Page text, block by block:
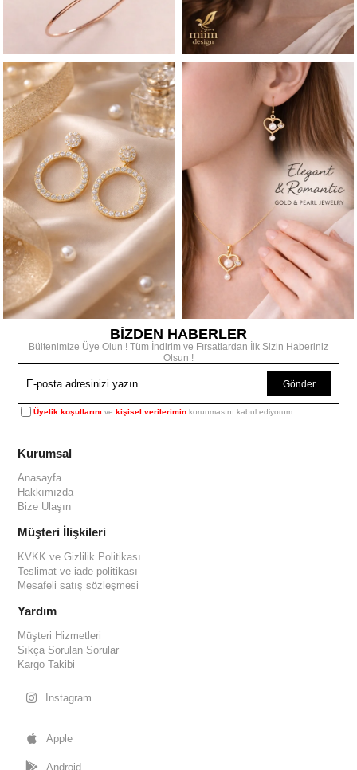
BİZDEN HABERLER
Bültenimize Üye Olun ! Tüm İndirim ve Fırsatlardan İlk Sizin Haberiniz
Olsun !
Gönder
Üyelik koşullarınıve kişisel verilerimin korunmasını kabul ediyorum.
Anasayfa
Hakkımızda
Bize Ulaşın
Müşteri İlişkileri
Teslimat ve iade politikası
Mesafeli satış sözleşmesi
Yardım
Sıkça Sorulan Sorular
Kargo Takibi
Instagram
Android